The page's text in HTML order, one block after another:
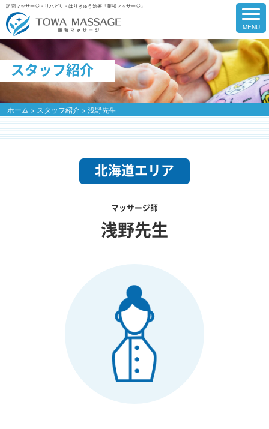
訪問マッサージ・リハビリ・はりきゅう治療『藤和マッサージ』
スタッフ紹介
ホーム > スタッフ紹介> 浅野先生
北海道エリア
マッサージ師
浅野先生